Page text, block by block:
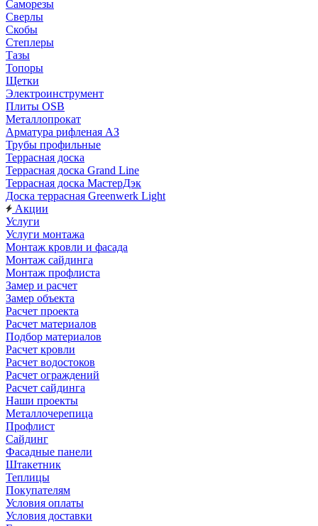
Саморезы
Сверлы
Скобы
Степлеры
Тазы
Топоры
Щетки
Электроинструмент
Плиты OSB
Металлопрокат
Арматура рифленая АЗ
Трубы профильные
Террасная доска
Террасная доска Grand Line
Террасная доска МастерДэк
Доска террасная Greenwerk Light
Акции
Услуги
Услуги монтажа
Монтаж кровли и фасада
Монтаж сайдинга
Монтаж профлиста
Замер и расчет
Замер объекта
Расчет проекта
Расчет материалов
Подбор материалов
Расчет кровли
Расчет водостоков
Расчет ограждений
Расчет сайдинга
Наши проекты
Металлочерепица
Профлист
Сайдинг
Фасадные панели
Штакетник
Теплицы
Покупателям
Условия оплаты
Условия доставки